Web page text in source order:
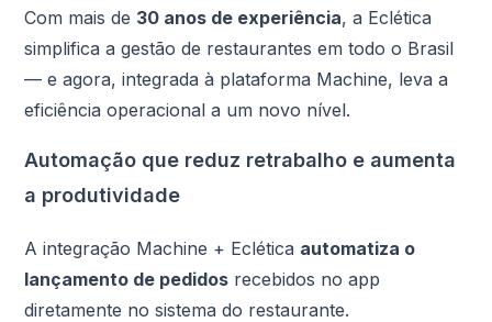
Com mais de 30 anos de experiência, a Eclética
simplifica a gestão de restaurantes em todo o Brasil
— e agora, integrada à plataforma Machine, leva a
eficiência operacional a um novo nível.
Automação que reduz retrabalho e aumenta
a produtividade
A integração Machine + Eclética automatiza o
lançamento de pedidos recebidos no app
diretamente no sistema do restaurante.